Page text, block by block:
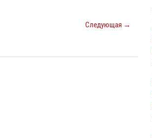
Следующая →